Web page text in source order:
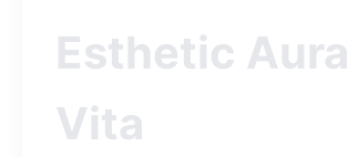
Esthetic Aura
Vita